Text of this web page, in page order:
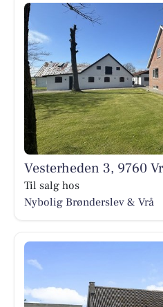
Vesterheden 3, 9760
Til salg hos
Nybolig Brønderslev & Vrå